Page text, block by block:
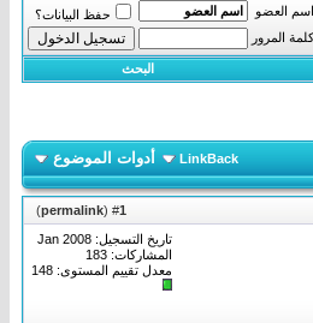
اسم العضو
حفظ البيانات؟
كلمة المرور
البحث
LinkBack أدوات الموضوع
1
(
permalink
)
تاريخ التسجيل: Jan 2008
المشاركات: 183
معدل تقييم المستوى: 148